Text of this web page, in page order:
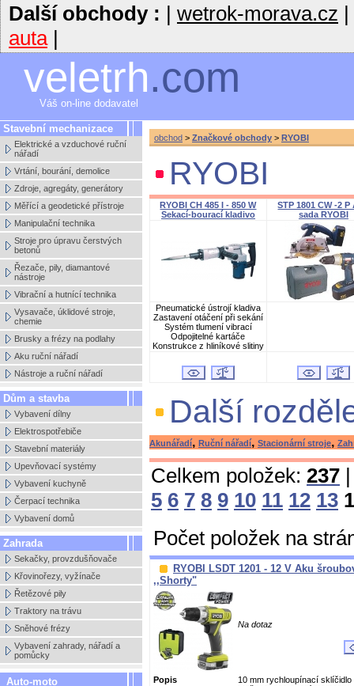
Další obchody : | wetrok-morava.cz |
auta|
veletrh.com
Váš on-line dodavatel
Stavební mechanizace
Elektrické a vzduchové ruční
nářadí
Vrtání, bourání, demolice
Zdroje, agregáty, generátory
Měřící a geodetické přístroje
Manipulační technika
Stroje pro úpravu čerstvých
betonů
Řezače, pily, diamantové
nástroje
Vibrační a hutnící technika
Vysavače, úklidové stroje,
chemie
Brusky a frézy na podlahy
Aku ruční nářadí
Nástroje a ruční nářadí
Dům a stavba
Vybavení dílny
Elektrospotřebiče
Stavební materiály
Upevňovací systémy
Vybavení kuchyně
Čerpací technika
Vybavení domů
Zahrada
Sekačky, provzdušňovače
Křovinořezy, vyžínače
Řetězové pily
Traktory na trávu
Sněhové frézy
Vybavení zahrady, nářadí a
pomůcky
Auto-moto
obchod > Značkové obchody > RYOBI
RYOBI
RYOBI CH 485 I - 850 W
Sekací-bourací kladivo
STP 1801 CW -2 P
sada RYOBI
Pneumatické ústrojí kladiva
Zastavení otáčení při sekání
Systém tlumení vibrací
Odpojitelné kartáče
Konstrukce z hliníkové slitiny
Další
Akunářadí, Ruční nářadí, Stacionární stroje,
Celkem položek: 237
5 6 7 8 9 10 11 12 13
Počet položek na
RYOBI LSDT 1201 - 12 V Aku
,,Shorty"
Na dotaz
Popis
10 mm rychloupínací sklíčidlo